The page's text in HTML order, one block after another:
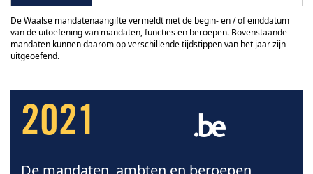
De Waalse mandatenaangifte vermeldt niet de begin- en / of einddatum
van de uitoefening van mandaten, functies en beroepen. Bovenstaande
mandaten kunnen daarom op verschillende tijdstippen van het jaar zijn
uitgeoefend.
2021